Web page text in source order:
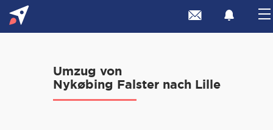
Umzug von
Nykøbing Falster nach Lille